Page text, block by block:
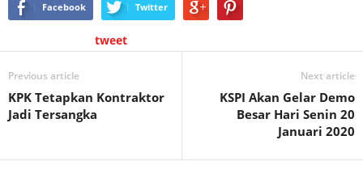
Facebook Twitter
tweet
Previous article
KPK Tetapkan Kontraktor
Jadi Tersangka
Next article
KSPI Akan Gelar Demo
Besar Hari Senin 20
Januari 2020